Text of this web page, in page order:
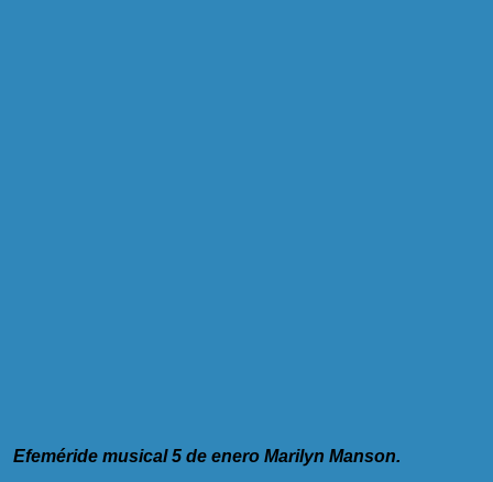
Efeméride musical 5 de enero Marilyn Manson.